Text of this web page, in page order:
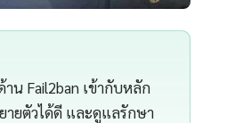
าน Fail2ban เข้ากับหลัก
ายตัวได้ดี และดูแลรักษา